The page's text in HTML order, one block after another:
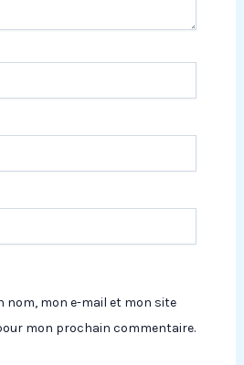
nom, mon e-mail et mon site
mon prochain commentaire.